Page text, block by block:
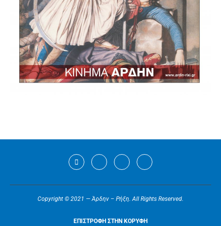
Copyright © 2021 — Άρδην – Ρήξη. All Rights Reserved.
ΕΠΙΣΤΡΟΦΗ ΣΤΗΝ ΚΟΡΥΦΗ